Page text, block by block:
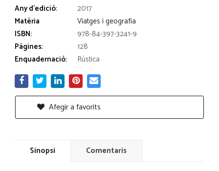
Any d'edició:
2017
Matèria
Viatges i geografia
ISBN:
978-84-397-3241-9
Pàgines:
128
Enquadernació:
Rústica
Afegir a favorits
Sinopsi Comentaris